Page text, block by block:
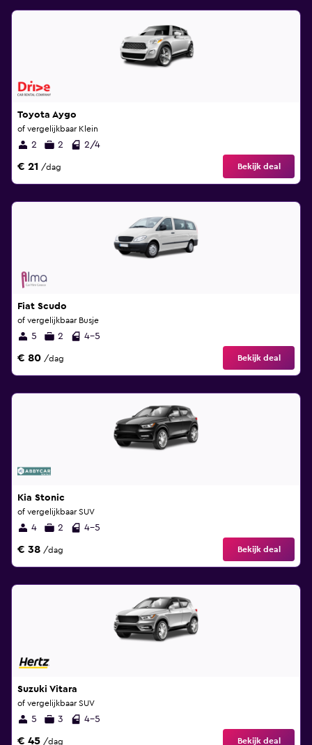
Toyota Aygo
of vergelijkbaar Klein
2 2 2/4
€ 21 /dag Bekijk deal
Fiat Scudo
of vergelijkbaar Busje
5 2 4-5
€ 80 /dag Bekijk deal
Kia Stonic
of vergelijkbaar SUV
4 2 4-5
€ 38 /dag Bekijk deal
Suzuki Vitara
of vergelijkbaar SUV
5 3 4-5
€ 45 /dag Bekijk deal